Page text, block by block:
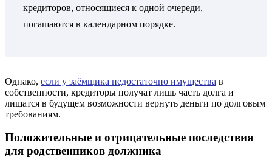
кредиторов, относящиеся к одной очереди,
погашаются в календарном порядке.
Однако, если у заёмщика недостаточно имущества в
собственности, кредиторы получат лишь часть долга и
лишатся в будущем возможности вернуть деньги по долговым
требованиям.
Положительные и отрицательные последствия
для родственников должника